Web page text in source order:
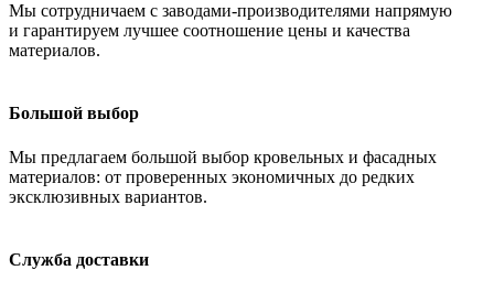
Мы сотрудничаем с заводами-производителями напрямую
и гарантируем лучшее соотношение цены и качества
материалов.
Большой выбор
Мы предлагаем большой выбор кровельных и фасадных
материалов: от проверенных экономичных до редких
эксклюзивных вариантов.
Служба доставки